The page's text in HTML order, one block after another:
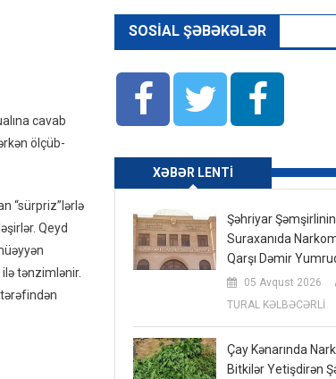
cavab
ölçüb-
“sürpriz”lərlə
Qeyd
tənzimlənir.
SOSIAL ŞƏBƏKƏLƏR
XƏBƏR LENTI
Şəhriyar
Suraxanıda
Qarşı Dəmir
05 Avqust 2026
TURAL KƏLBƏCƏRLİ
Çay Kənarında
Bitkilər Yetişdirən